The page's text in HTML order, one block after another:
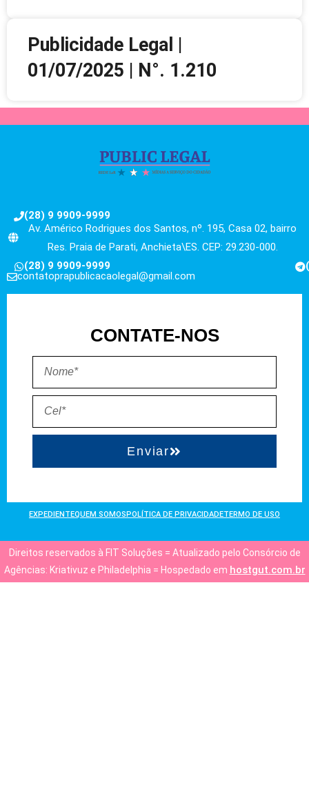
Publicidade Legal |
01/07/2025 | N°. 1.210
(28) 9 9909-9999
Av. Américo Rodrigues dos Santos, nº. 195, Casa 02, bairro
Res. Praia de Parati, Anchieta\ES. CEP: 29.230-000.
(28) 9 9909-9999
contatoprapublicacaolegal@gmail.com
CONTATE-NOS
Enviar
EXPEDIENTEQUEM SOMOSPOLÍTICA DE PRIVACIDADETERMO DE USO
Direitos reservados à FIT Soluções = Atualizado pelo Consórcio de
Agências: Kriativuz e Philadelphia = Hospedado em hostgut.com.br